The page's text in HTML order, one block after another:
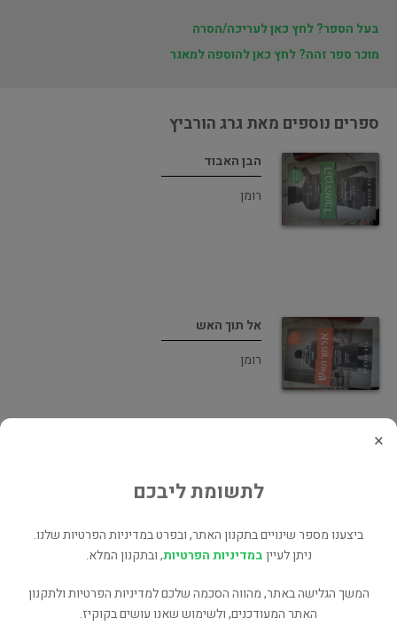
בעל הספר? לחץ כאן לעריכה/הסרה
מוכר ספר זהה? לחץ כאן להוספה למאגר
ספרים נוספים מאת גרג הורביץ
הבן האבוד
רומן
אל תוך האש
רומן
מתוך האפלה
×
לתשומת ליבכם
ביצענו מספר שינויים בתקנון האתר, ובפרט במדיניות הפרטיות שלנו.
ניתן לעייןבמדיניות הפרטיות, ובתקנון המלא.
המשך הגלישה באתר, מהווה הסכמה שלכם למדיניות הפרטיות ולתקנון
האתר המעודכנים, ולשימוש שאנו עושים בקוקיז.